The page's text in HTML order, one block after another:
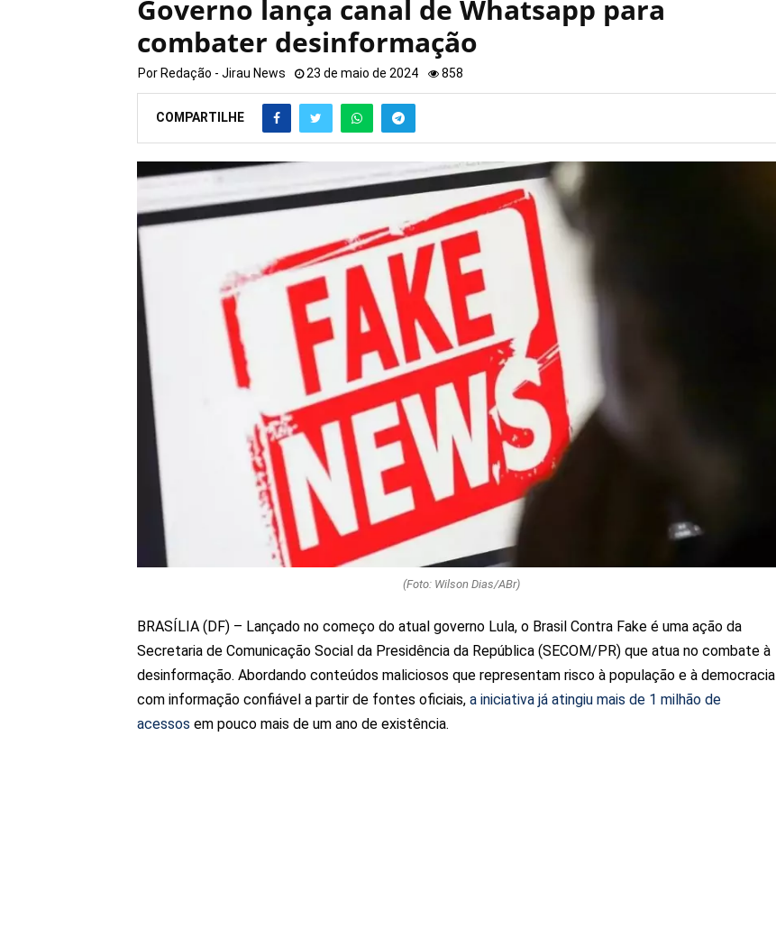
Governo lança canal de Whatsapp para
combater desinformação
Por Redação - Jirau News 23 de maio de 2024 858
COMPARTILHE
(Foto: Wilson Dias/ABr)
BRASÍLIA (DF) – Lançado no começo do atual governo Lula, o Brasil Contra Fake é uma ação da
Secretaria de Comunicação Social da Presidência da República (SECOM/PR) que atua no combate à
desinformação. Abordando conteúdos maliciosos que representam risco à população e à democracia
com informação confiável a partir de fontes oficiais, a iniciativa já atingiu mais de 1 milhão de
acessos em pouco mais de um ano de existência.